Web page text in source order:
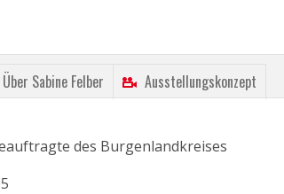
Über Sabine Felber Ausstellungskonzept
des Burgenlandkreises